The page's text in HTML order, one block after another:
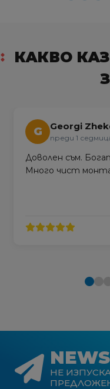
КАКВО
G Georgi
преди 1
Доволен съм.
Много чист
НЕ